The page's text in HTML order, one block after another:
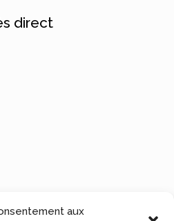
aux
direct